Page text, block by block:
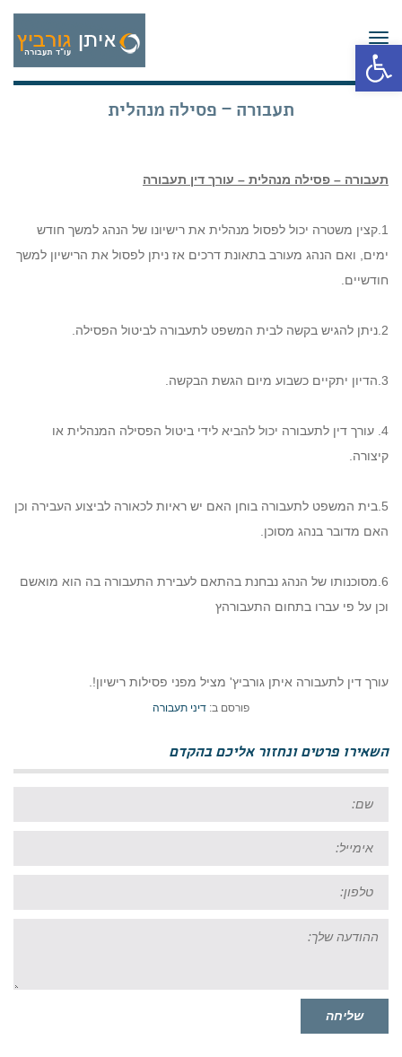
פתח סרגל נגישות
תפריט
תעבורה – פסילה מנהלית
תעבורה – פסילה מנהלית – עורך דין תעבורה
1.קצין משטרה יכול לפסול מנהלית את רישיונו של הנהג למשך חודש
ימים, ואם הנהג מעורב בתאונת דרכים אז ניתן לפסול את הרישיון למשך
חודשיים.
2.ניתן להגיש בקשה לבית המשפט לתעבורה לביטול הפסילה.
3.הדיון יתקיים כשבוע מיום הגשת הבקשה.
4. עורך דין לתעבורה יכול להביא לידי ביטול הפסילה המנהלית או
קיצורה.
5.בית המשפט לתעבורה בוחן האם יש ראיות לכאורה לביצוע העבירה וכן
האם מדובר בנהג מסוכן.
6.מסוכנותו של הנהג נבחנת בהתאם לעבירת התעבורה בה הוא מואשם
וכן על פי עברו בתחום התעבורהץ
עורך דין לתעבורה איתן גורביץ' מציל מפני פסילות רישיון!.
פורסם ב: דיני תעבורה
השאירו פרטים ונחזור אליכם בהקדם
שלך:
שליחה